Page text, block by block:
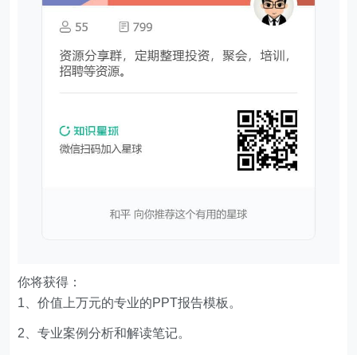
你将获得：
1、价值上万元的专业的PPT报告模板。
2、专业案例分析和解读笔记。